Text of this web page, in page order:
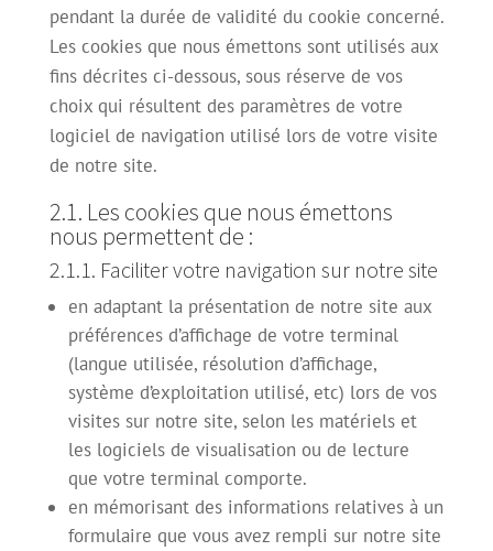
pendant la durée de validité du cookie concerné.
Les cookies que nous émettons sont utilisés aux
fins décrites ci-dessous, sous réserve de vos
choix qui résultent des paramètres de votre
logiciel de navigation utilisé lors de votre visite
de notre site.
2.1. Les cookies que nous émettons
nous permettent de :
2.1.1. Faciliter votre navigation sur notre site
en adaptant la présentation de notre site aux
préférences d’affichage de votre terminal
(langue utilisée, résolution d’affichage,
système d’exploitation utilisé, etc) lors de vos
visites sur notre site, selon les matériels et
les logiciels de visualisation ou de lecture
que votre terminal comporte.
en mémorisant des informations relatives à un
formulaire que vous avez rempli sur notre site